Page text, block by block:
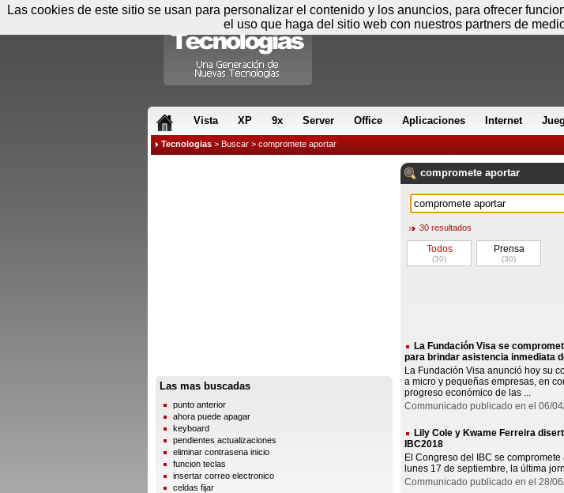
Vista XP 9x Server Office Aplicaciones Internet
Tecnologias > Buscar > compromete aportar
Las mas buscadas
punto anterior
ahora puede apagar
keyboard
pendientes actualizaciones
eliminar contrasena inicio
funcion teclas
insertar correo electronico
celdas fijar
compromete aportar
30 resultados
Todos
(30)
Prensa
(30)
La Fundación Visa se
para brindar asistencia inmediata
La Fundación Visa anunció hoy su
a micro y pequeñas empresas, en
progreso económico de las ...
Communicado publicado en el 06/
Lily Cole y Kwame Ferreira
IBC2018
El Congreso del IBC se
lunes 17 de septiembre, la última
Communicado publicado en el 28/
Las cookies de este sitio se usan para personalizar el contenido y los anuncios, para ofrecer
el uso que haga del sitio web con nuestros partners de